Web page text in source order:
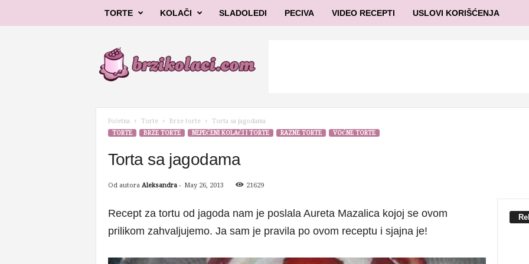
TORTE KOLAČI SLADOLEDI PECIVA VIDEO RECEPTI USLOVI KORIŠĆENJA
l
Početna Torte Brze torte
Torta sa jagodama
TORTE
BRZE TORTE NEPEČENI KOLAČI I TORTE RAZNE TORTE VOĆNE TORTE
Torta sa jagodama
Od autora Aleksandra- May 26, 2013 21629
Recept za tortu od jagoda nam je poslala Aureta Mazalica kojoj se ovom
prilikom zahvaljujemo. Ja sam je pravila po ovom receptu i sjajna je!